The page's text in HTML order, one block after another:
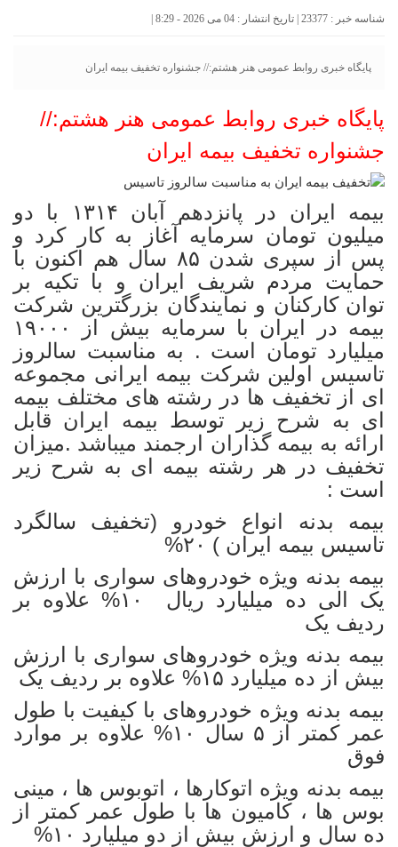
شناسه خبر : 23377 | تاریخ انتشار : 04 می 2026 - 8:29 |
پایگاه خبری روابط عمومی هنر هشتم:// جشنواره تخفیف بیمه ایران
پایگاه خبری روابط عمومی هنر هشتم://
جشنواره تخفیف بیمه ایران
بیمه ایران در پانزدهم آبان ۱۳۱۴ با دو
میلیون تومان سرمایه آغاز به کار کرد و
پس از سپری شدن ۸۵ سال هم اکنون با
حمایت مردم شریف ایران و با تکیه بر
توان کارکنان و نمایندگان بزرگترین شرکت
بیمه در ایران با سرمایه بیش از ۱۹۰۰۰
میلیارد تومان است . به مناسبت سالروز
تاسیس اولین شرکت بیمه ایرانی مجموعه
ای از تخفیف ها در رشته های مختلف بیمه
ای به شرح زیر توسط بیمه ایران قابل
ارائه به بیمه گذاران ارجمند میباشد .میزان
تخفیف در هر رشته بیمه ای به شرح زیر
است :
بیمه بدنه انواع خودرو (تخفیف سالگرد
تاسیس بیمه ایران ) ۲۰%
بیمه بدنه ویژه خودروهای سواری با ارزش
یک الی ده میلیارد ریال ۱۰% علاوه بر
ردیف یک
بیمه بدنه ویژه خودروهای سواری با ارزش
بیش از ده میلیارد ۱۵% علاوه بر ردیف یک
بیمه بدنه ویژه خودروهای با کیفیت با طول
عمر کمتر از ۵ سال ۱۰% علاوه بر موارد
فوق
بیمه بدنه ویژه اتوکارها ، اتوبوس ها ، مینی
بوس ها ، کامیون ها با طول عمر کمتر از
ده سال و ارزش بیش از دو میلیارد ۱۰%